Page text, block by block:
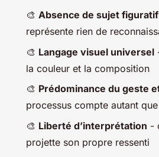
🎨 Absence de sujet figuratif
représente rien de
🎨 Langage visuel universel
la couleur et la composition
🎨 Prédominance du geste
processus compte autant
🎨 Liberté d’interprétation -
projette son propre ressenti